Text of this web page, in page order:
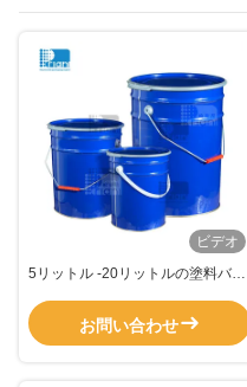
ビデオ
5リットル -20リットルの塗料バケ
ハンドル
お問い合わせ